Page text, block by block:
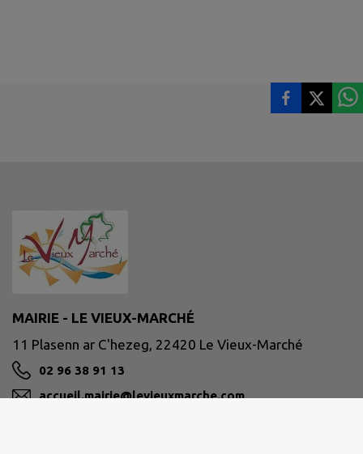
MAIRIE - LE VIEUX-MARCHÉ
11 Plasenn ar C'hezeg, 22420 Le Vieux-Marché
02 96 38 91 13
accueil.mairie@levieuxmarche.com